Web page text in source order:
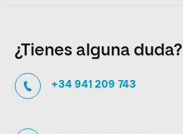
¿Tienes alguna duda?
+34 941 209 743